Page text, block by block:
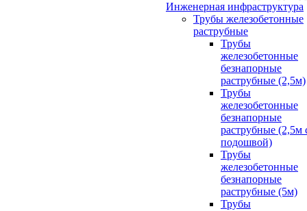
Инженерная инфраструктура
Трубы железобетонные
раструбные
Трубы
железобетонные
безнапорные
раструбные (2,5м)
Трубы
железобетонные
безнапорные
раструбные (2,5м
подошвой)
Трубы
железобетонные
безнапорные
раструбные (5м)
Трубы